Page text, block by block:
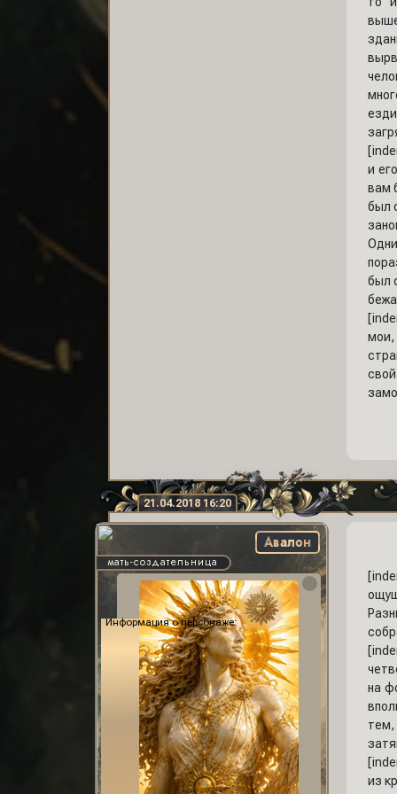
и
вам
был
был
мои,
21.04.2018 16:20
Авалон
мать-создательница
Информация о персонаже:
на
тем,
из